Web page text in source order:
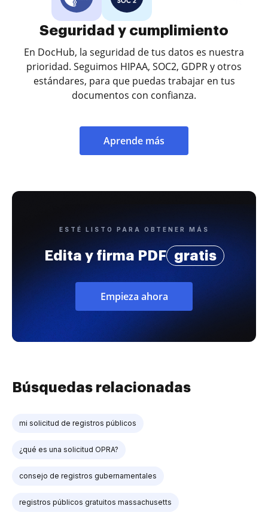
Seguridad y cumplimiento
En DocHub, la seguridad de tus datos es nuestra
prioridad. Seguimos HIPAA, SOC2, GDPR y otros
estándares, para que puedas trabajar en tus
documentos con confianza.
Aprende más
ESTÉ LISTO PARA OBTENER MÁS
Edita y firma PDF gratis
Empieza ahora
Búsquedas relacionadas
mi solicitud de registros públicos
¿qué es una solicitud OPRA?
consejo de registros gubernamentales
registros públicos gratuitos massachusetts